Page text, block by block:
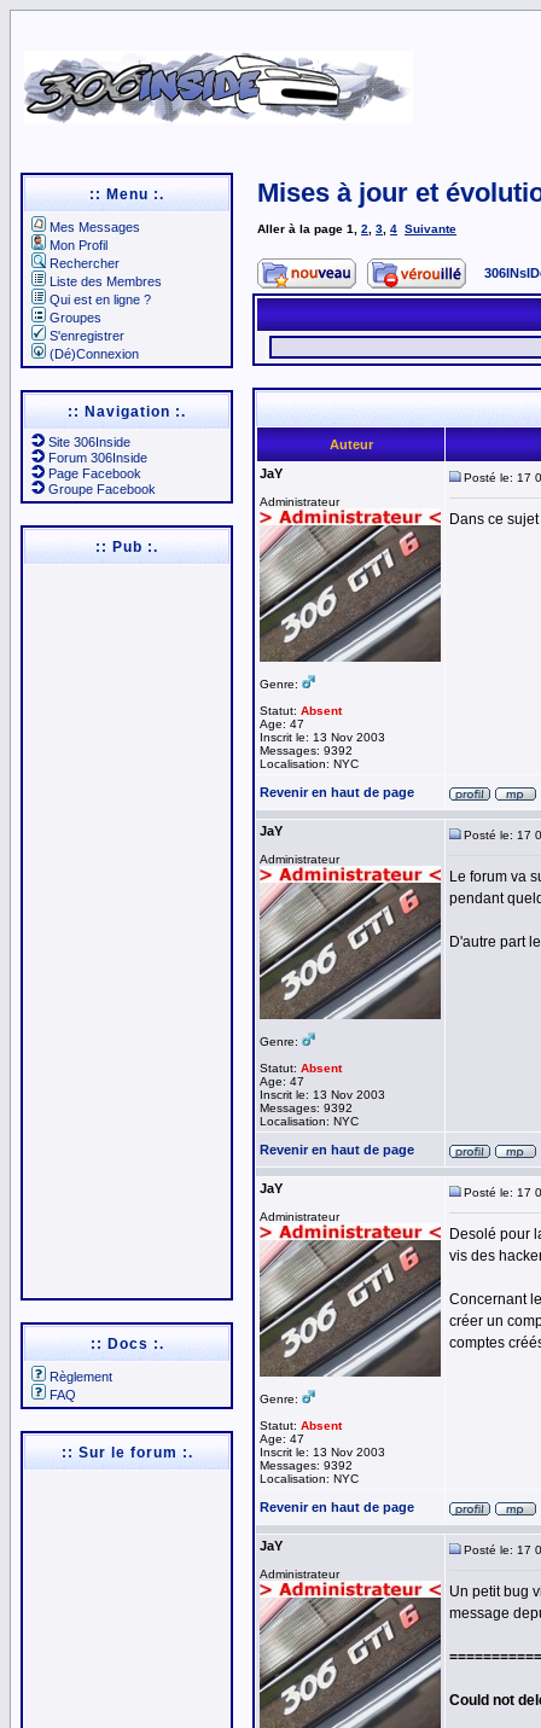
:: Menu :.
Mes Messages
Mon Profil
Rechercher
Liste des Membres
Qui est en ligne ?
Groupes
S'enregistrer
(Dé)Connexion
:: Navigation :.
Site 306Inside
Forum 306Inside
Page Facebook
Groupe Facebook
:: Pub :.
:: Docs :.
Règlement
FAQ
:: Sur le forum :.
Mises à jour et
Aller à la page 1 2 3 4 Suivante
Auteur
JaY
Administrateur
Genre:
Statut: Absent
Age: 47
Inscrit le: 13 Nov 2003
Messages: 9392
Localisation: NYC
Posté le: 17
Dans ce
Revenir en haut de page
JaY
Administrateur
Genre:
Statut: Absent
Age: 47
Inscrit le: 13 Nov 2003
Messages: 9392
Localisation: NYC
Posté le: 17
Le forum va
pendant
D'autre part
Revenir en haut de page
JaY
Administrateur
Genre:
Statut: Absent
Age: 47
Inscrit le: 13 Nov 2003
Messages: 9392
Localisation: NYC
Posté le: 17
Desolé pour
vis des
Concernant
créer un
comptes
Revenir en haut de page
JaY
Administrateur
Posté le: 17
Un petit bug
message
Could not